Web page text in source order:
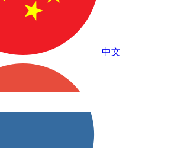
中文